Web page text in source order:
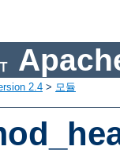
2.4 > 모듈